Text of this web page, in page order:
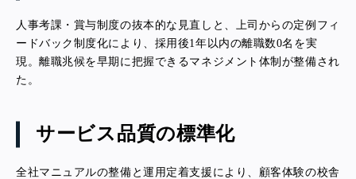
人事考課・賞与制度の抜本的な見直しと、上司からの定例フィ
ードバック制度化により、採用後1年以内の離職数0名を実
現。離職兆候を早期に把握できるマネジメント体制が整備され
た。
サービス品質の標準化
全社マニュアルの整備と運用定着支援により、顧客体験の校舎